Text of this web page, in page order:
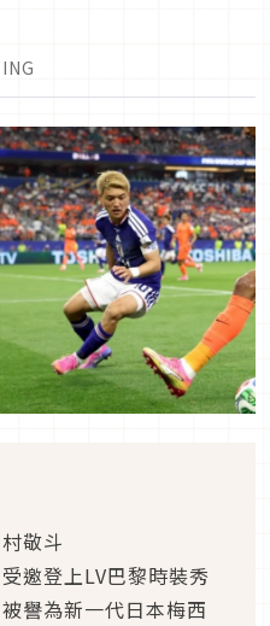
敬斗
邀登上LV巴黎時裝秀
譽為新一代日本梅西